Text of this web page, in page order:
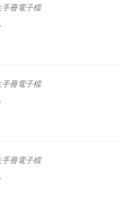
冊電子檔
冊電子檔
冊電子檔